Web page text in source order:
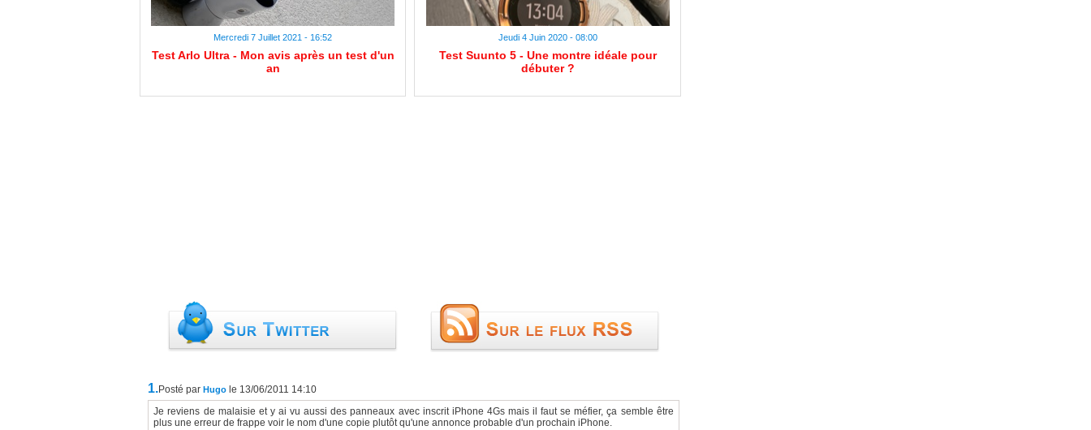
Mercredi 7 Juillet 2021 - 16:52
Test Arlo Ultra - Mon avis après un test d'un
an
Jeudi 4 Juin 2020 - 08:00
Test Suunto 5 - Une montre idéale pour
débuter ?
1.Posté par Hugo le 13/06/2011 14:10
Je reviens de malaisie et y ai vu aussi des panneaux avec inscrit iPhone 4Gs mais il faut se méfier, ça semble être
plus une erreur de frappe voir le nom d'une copie plutôt qu'une annonce probable d'un prochain iPhone.